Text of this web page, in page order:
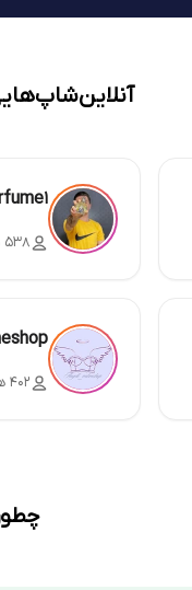
۵۳۸ هزار دنبال‌کننده
۴۰۲ هزار دنبال‌کننده